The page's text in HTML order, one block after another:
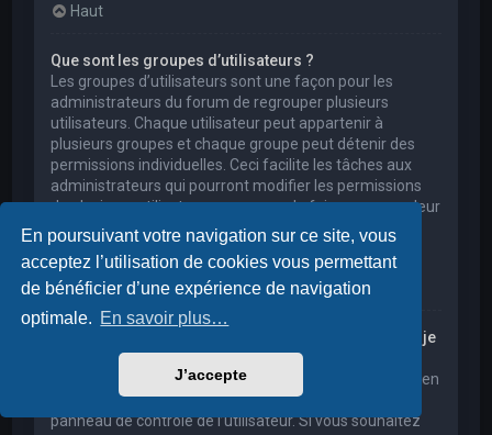
En poursuivant votre navigation sur ce site, vous
acceptez l’utilisation de cookies vous permettant
de bénéficier d’une expérience de navigation
optimale. En savoir plus…
J’accepte
Haut
Que sont les groupes d’utilisateurs ?
Les groupes d’utilisateurs sont une façon pour les
administrateurs du forum de regrouper plusieurs
utilisateurs. Chaque utilisateur peut appartenir à
plusieurs groupes et chaque groupe peut détenir des
permissions individuelles. Ceci facilite les tâches aux
administrateurs qui pourront modifier les permissions
de plusieurs utilisateurs en une seule fois, ou encore leur
accorder des pouvoirs de modération, ou bien leur
donner accès à un forum privé.
Haut
Où sont les groupes d’utilisateurs et comment puis-je
en rejoindre un ?
Vous pouvez consulter tous les groupes d’utilisateurs en
cliquant sur le lien « Groupes d’utilisateurs » depuis le
panneau de contrôle de l’utilisateur. Si vous souhaitez